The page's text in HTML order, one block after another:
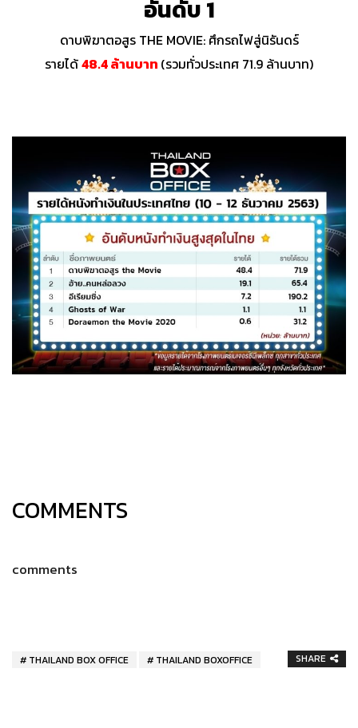
อันดับ 1
ดาบพิฆาตอสูร THE MOVIE: ศึกรถไฟสู่นิรันดร์
รายได้48.4 ล้านบาท (รวมทั่วประเทศ 71.9 ล้านบาท)
COMMENTS
comments
THAILAND BOX OFFICE THAILAND BOXOFFICE SHARE